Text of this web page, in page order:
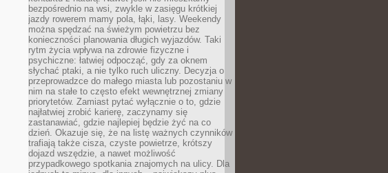
bezpośrednio na wsi, zwykle w zasięgu krótkiej
jazdy rowerem mamy pola, łąki, lasy. Weekendy
można spędzać na świeżym powietrzu bez
konieczności planowania długich wyjazdów. Taki
rytm życia wpływa na zdrowie fizyczne i
psychiczne: łatwiej odpocząć, gdy za oknem
słychać ptaki, a nie tylko ruch uliczny. Decyzja o
przeprowadzce do małego miasta lub pozostaniu w
nim na stałe to często efekt wewnętrznej zmiany
priorytetów. Zamiast pytać wyłącznie o to, gdzie
najłatwiej zrobić karierę, zaczynamy się
zastanawiać, gdzie najlepiej będzie żyć na co
dzień. Okazuje się, że na listę ważnych czynników
trafiają także cisza, czyste powietrze, krótszy
dojazd wszędzie, a nawet możliwość
przypadkowego spotkania znajomych na ulicy. Dla